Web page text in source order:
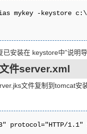
mykey -keystore
安装在 keystore中”说明导
件server.xml
文件复制到tomcat
protocol="HTTP/1.1"